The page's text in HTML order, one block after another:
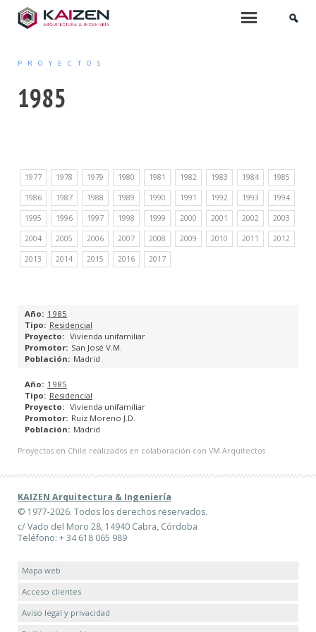
PROYECTOS DE EDIFICACIÓN
ARQUITECTURA INTERIOR
PROYECTOS DE URBANIZACIÓN
URBANISMO
PLANES GENERALES DE ORDENACIÓN URBANA
PLANES ESPECIALES
PROYECTOS DE REPARCELACIÓN
PROYECTOS DE BASES Y ESTATUTOS DE JUNTAS DE
COMPENSACIÓN
ESPACIOS PÚBLICOS
INGENIERÍA DE EDIFICACIÓN
PROYECTOS
1985
1977 1978 1979 1980 1981 1982 1983 1984 1985
1986 1987 1988 1989 1990 1991 1992 1993 1994
1995 1996 1997 1998 1999 2000 2001 2002 2003
2004 2005 2006 2007 2008 2009 2010 2011 2012
2013 2014 2015 2016 2017
1985
Residencial
Vivienda unifamiliar
San José V.M.
Madrid
1985
Residencial
Vivienda unifamiliar
Ruiz Moreno J.D.
Madrid
Proyectos en Chile realizados en colaboración con VM Arquitectos
KAIZEN Arquitectura & Ingeniería
© 1977-2026. Todos los derechos reservados.
c/ Vado del Moro 28, 14940 Cabra, Córdoba
Teléfono: + 34 618 065 989
Mapa web
Acceso clientes
Aviso legal y privacidad